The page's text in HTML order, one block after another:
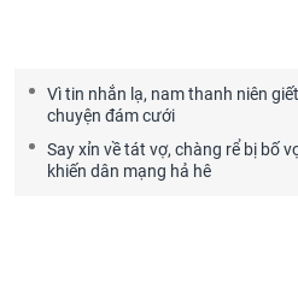
Vì tin nhắn lạ, nam thanh niên
chuyện đám cưới
Say xỉn về tát vợ, chàng rể bị bố
khiến dân mạng hả hê